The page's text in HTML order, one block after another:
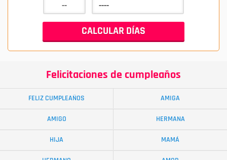
Felicitaciones de cumpleaños
FELIZ CUMPLEAÑOS AMIGA
AMIGO HERMANA
HIJA MAMÁ